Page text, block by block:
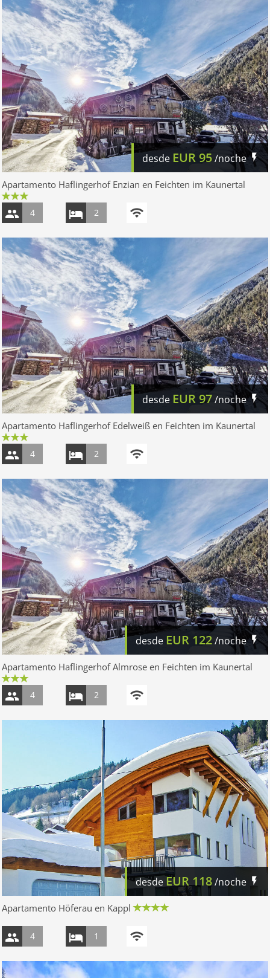
desde EUR95/noche
Apartamento Haflingerhof Enzian en Feichten im Kaunertal
4 2
desde EUR97/noche
Apartamento Haflingerhof Edelweiß en Feichten im Kaunertal
4 2
desde EUR 122/noche
Apartamento Haflingerhof Almrose en Feichten im Kaunertal
4 2
desdeEUR118/noche
Apartamento Höferau en Kappl
4 1